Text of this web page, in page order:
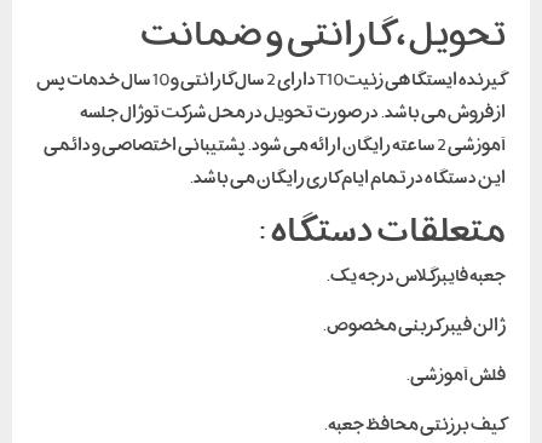
تحویل ، گارانتی و ضمانت
گیرنده ایستگاهی زنیتT10 دارای 2 سال گارانتی و 10 سال خدمات پس
از فروش می باشد. در صورت تحویل در محل شرکت توژال جلسه
آموزشی 2 ساعته رایگان ارائه می شود. پشتیبانی اختصاصی و دائمی
این دستگاه در تمام ایام کاری رایگان می باشد.
متعلقات دستگاه :
جعبه فایبرگلاس درجه یک.
ژالن فیبر کربنی مخصوص.
فلش آموزشی.
کیف برزنتی محافظ جعبه.